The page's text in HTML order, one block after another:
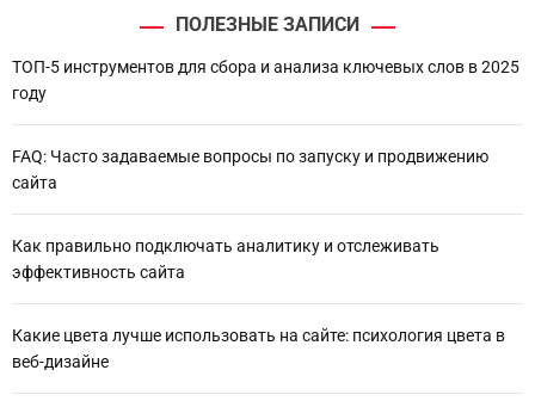
ПОЛЕЗНЫЕ ЗАПИСИ
ТОП-5 инструментов для сбора и анализа ключевых слов в 2025
году
FAQ: Часто задаваемые вопросы по запуску и продвижению
сайта
Как правильно подключать аналитику и отслеживать
эффективность сайта
Какие цвета лучше использовать на сайте: психология цвета в
веб-дизайне